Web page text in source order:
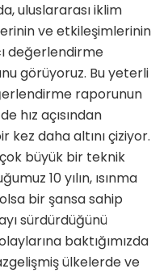
uluslararası iklim
ve etkileşimlerinin
değerlendirme
görüyoruz. Bu yeterli
raporunun
hız açısından
kez daha altını çiziyor.
büyük bir teknik
10 yılın, ısınma
bir şansa sahip
sürdürdüğünü
baktığımızda
ülkelerde ve